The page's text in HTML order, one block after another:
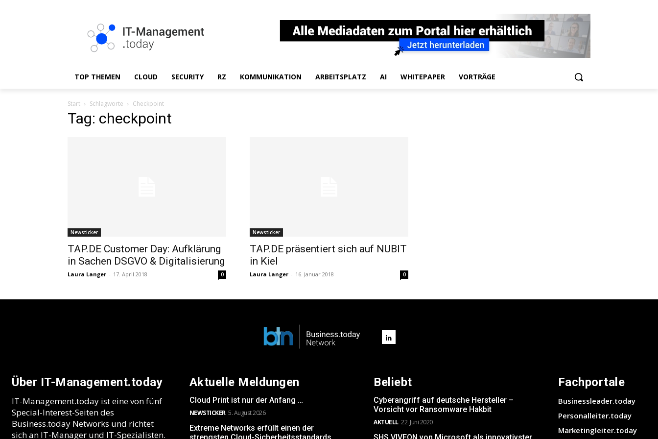
TOP THEMEN CLOUD SECURITY RZ KOMMUNIKATION ARBEITSPLATZ AI WHITEPAPER VORTRÄGE
Start Schlagworte Checkpoint
Tag: checkpoint
Newsticker
TAP.DE Customer Day: Aufklärung
in Sachen DSGVO & Digitalisierung
Laura Langer - 17. April 2018 0
Newsticker
TAP.DE präsentiert sich auf NUBIT
in Kiel
Laura Langer - 16. Januar 2018 0
Über IT-Management.today
IT-Management.today ist eine von fünf
Special-Interest-Seiten des
Business.today Networks und richtet
sich an IT-Manager und IT-Spezialisten.
Aktuelle Meldungen
Cloud Print ist nur der Anfang …
NEWSTICKER 5. August 2026
Extreme Networks erfüllt einen der
Beliebt
Cyberangriff auf deutsche Hersteller –
Vorsicht vor Ransomware Hakbit
AKTUELL 22. Juni 2020
Fachportale
Businessleader.today
Personalleiter.today
Marketingleiter.today